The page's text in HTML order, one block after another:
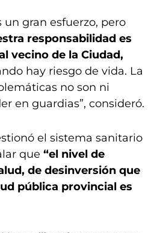
un gran esfuerzo, pero
responsabilidad es
vecino de la Ciudad,
hay riesgo de vida. La
no son ni
en guardias”, consideró.
el sistema sanitario
que “el nivel de
de desinversión que
pública provincial es